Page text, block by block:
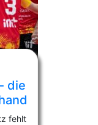
die
fehlt